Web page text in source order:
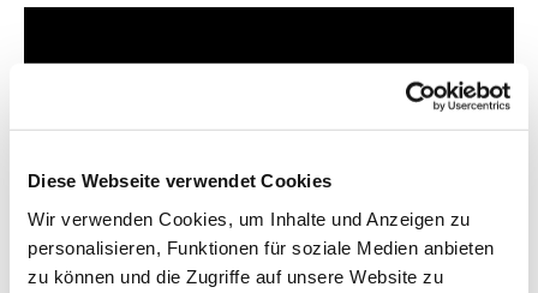
Diese Webseite verwendet Cookies
Wir verwenden Cookies, um Inhalte und Anzeigen zu
personalisieren, Funktionen für soziale Medien anbieten
zu können und die Zugriffe auf unsere Website zu
Dies könnte Sie auch
interessieren